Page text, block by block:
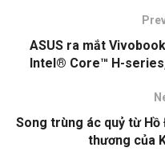
ASUS ra mắt
Intel® Core™ H-
Song trùng ác quỷ từ
thương của